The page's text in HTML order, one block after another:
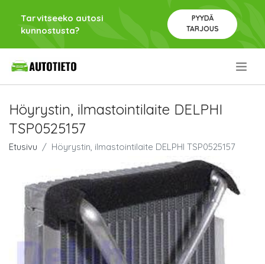
Tarvitseeko autosi
kunnostusta?
PYYDÄ
TARJOUS
Höyrystin, ilmastointilaite DELPHI
TSP0525157
Etusivu Höyrystin, ilmastointilaite DELPHI TSP0525157